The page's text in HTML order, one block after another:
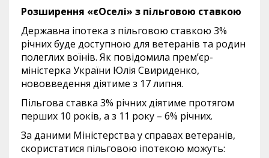
Розширення «єОселі» з пільговою ставкою
Державна іпотека з пільговою ставкою 3%
річних буде доступною для ветеранів та родин
полеглих воїнів. Як повідомила прем’єр-
міністерка України Юлія Свириденко,
нововведення діятиме з 17 липня.
Пільгова ставка 3% річних діятиме протягом
перших 10 років, а з 11 року – 6% річних.
За даними Міністерства у справах ветеранів,
скористатися пільговою іпотекою можуть: